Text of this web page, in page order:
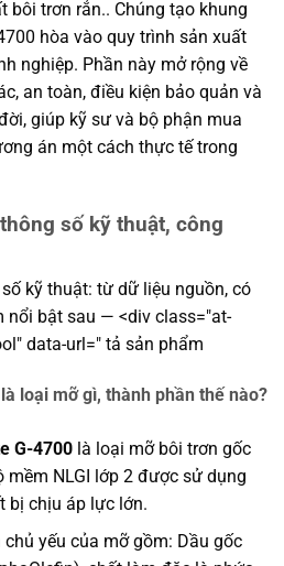
bôi trơn rắn.. Chúng tạo khung
hòa vào quy trình sản xuất
nghiệp. Phần này mở rộng về
an toàn, điều kiện bảo quản và
giúp kỹ sư và bộ phận mua
án một cách thực tế trong
số kỹ thuật, công
kỹ thuật: từ dữ liệu nguồn, có
nổi bật sau — <div class="at-
data-url=" tả sản phẩm
loại mỡ gì, thành phần thế nào?
G-4700là loại mỡ bôi trơn gốc
mềm NLGI lớp 2 được sử dụng
bị chịu áp lực lớn.
yếu của mỡ gồm: Dầu gốc